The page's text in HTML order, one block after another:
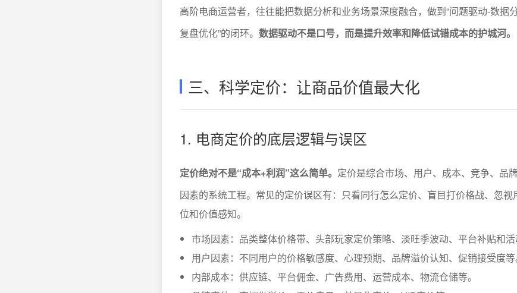
高阶电商运营者，往往能把数据分析和业务场景深度融合，做到“问题驱动-数据
复盘优化”的闭环。 数据驱动不是口号，而是提升效率和降低试错成本的护城河。
三、科学定价：让商品价值最大化
1. 电商定价的底层逻辑与误区
定价绝对不是“成本+利润”这么简单。 定价是综合市场、用户、成本、竞争、品
因素的系统工程。常见的定价误区有：只看同行怎么定价、盲目打价格战、忽视
位和价值感知。
市场因素：品类整体价格带、头部玩家定价策略、淡旺季波动、平台补贴和活
用户因素：不同用户的价格敏感度、心理预期、品牌溢价认知、促销接受度等
内部成本：供应链、平台佣金、广告费用、运营成本、物流仓储等。